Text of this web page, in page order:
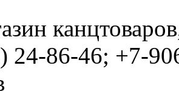
24-86-46; +7-